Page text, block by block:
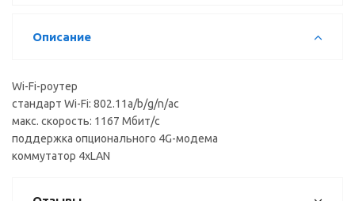
Описание
Wi-Fi-роутер
стандарт Wi-Fi: 802.11a/b/g/n/ac
макс. скорость: 1167 Мбит/с
поддержка опционального 4G-модема
коммутатор 4xLAN